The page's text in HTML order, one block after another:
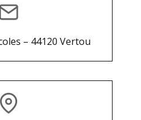
– 44120 Vertou